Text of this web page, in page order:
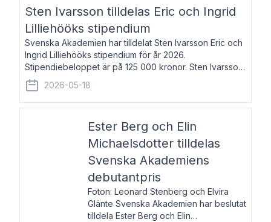
Sten Ivarsson tilldelas Eric och Ingrid
Lilliehööks stipendium
Svenska Akademien har tilldelat Sten Ivarsson Eric och
Ingrid Lilliehööks stipendium för år 2026.
Stipendiebeloppet är på 125 000 kronor. Sten Ivarsson,
född 1979, är mediateksamordnare vid
Söderslättsgymnasiet i Trelleborg. Här har han på
2026-05-18
Ester Berg och Elin
Michaelsdotter tilldelas
Svenska Akademiens
debutantpris
Foton: Leonard Stenberg och Elvira
Glänte Svenska Akademien har beslutat
tilldela Ester Berg och Elin